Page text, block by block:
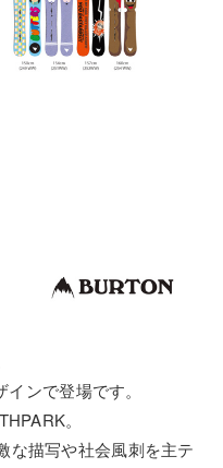
ンで登場です。
。
な描写や社会風刺を主テ